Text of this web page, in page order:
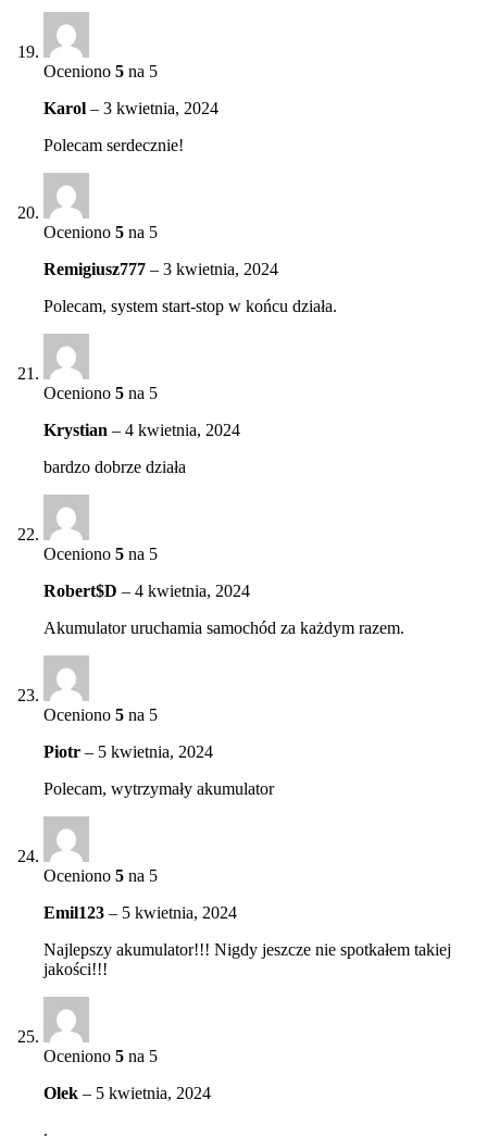
Oceniono 5 na 5
Karol – 3 kwietnia, 2024
Polecam serdecznie!
Oceniono 5 na 5
Remigiusz777 – 3 kwietnia, 2024
Polecam, system start-stop w końcu działa.
Oceniono 5 na 5
Krystian – 4 kwietnia, 2024
bardzo dobrze działa
Oceniono 5 na 5
Robert$D – 4 kwietnia, 2024
Akumulator uruchamia samochód za każdym razem.
Oceniono 5 na 5
Piotr – 5 kwietnia, 2024
Polecam, wytrzymały akumulator
Oceniono 5 na 5
Emil123 – 5 kwietnia, 2024
Najlepszy akumulator!!! Nigdy jeszcze nie spotkałem takiej
jakości!!!
Oceniono 5 na 5
Olek – 5 kwietnia, 2024
.